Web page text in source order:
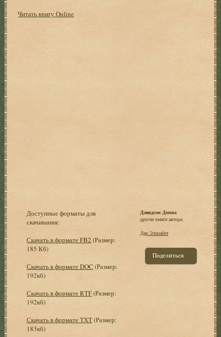
Читать книгу Online
Доступные форматы для
скачивания:
Скачать в формате FB2 (Размер:
185 Кб)
Скачать в формате DOC (Размер:
192кб)
Скачать в формате RTF(Размер:
192кб)
Скачать в формате TXT(Размер:
183кб)
Дэвидсон Донна
другие книги автора:
Дар Элизабет
Поделиться